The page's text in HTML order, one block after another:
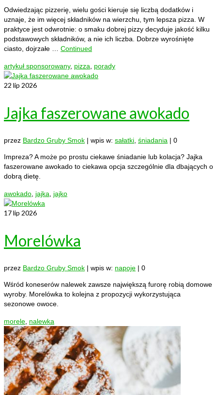
Odwiedzając pizzerię, wielu gości kieruje się liczbą dodatków i
uznaje, że im więcej składników na wierzchu, tym lepsza pizza. W
praktyce jest odwrotnie: o smaku dobrej pizzy decyduje jakość kilku
podstawowych składników, a nie ich liczba. Dobrze wyrośnięte
ciasto, dojrzałe … Continued
artykuł sponsorowany, pizza, porady
22 lip 2026
Jajka faszerowane awokado
przez Bardzo Gruby Smok | wpis w: sałatki, śniadania | 0
Impreza? A może po prostu ciekawe śniadanie lub kolacja? Jajka
faszerowane awokado to ciekawa opcja szczególnie dla dbających o
dobrą dietę.
awokado, jajka, jajko
17lip 2026
Morelówka
przez Bardzo Gruby Smok | wpis w: napoje | 0
Wśród koneserów nalewek zawsze największą furorę robią domowe
wyroby. Morelówka to kolejna z propozycji wykorzystująca
sezonowe owoce.
morele, nalewka